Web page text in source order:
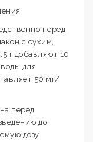
перед
с сухим,
г добавляют 10
для
50 мг/
перед
до
дозу